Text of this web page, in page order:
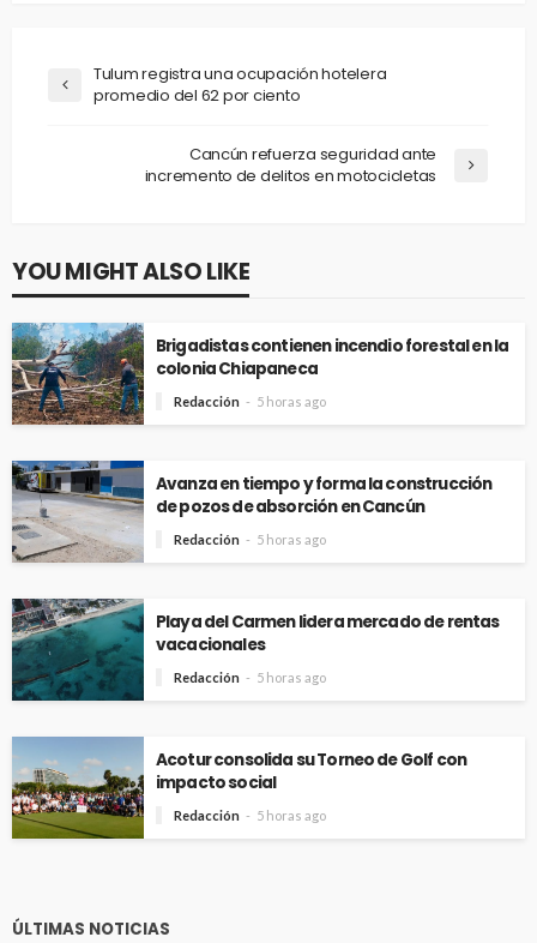
Tulum registra una ocupación hotelera
promedio del 62 por ciento
Cancún refuerza seguridad ante
incremento de delitos en motocicletas
YOU MIGHT ALSO LIKE
Brigadistas contienen incendio forestal en la
colonia Chiapaneca
Redacción 5 horas ago
Avanza en tiempo y forma la construcción
de pozos de absorción en Cancún
Redacción 5 horas ago
Playa del Carmen lidera mercado de rentas
vacacionales
Redacción 5 horas ago
Acotur consolida su Torneo de Golf con
impacto social
Redacción 5 horas ago
ÚLTIMAS NOTICIAS